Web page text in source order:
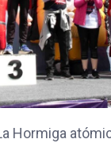
Hormiga